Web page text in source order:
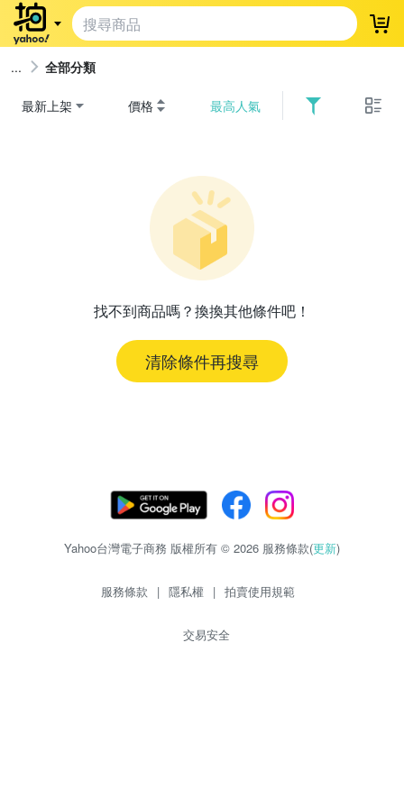
登
全部分類
最新上架 價格 最高人氣
找不到商品嗎？換換其他條件吧！
清除條件再搜尋
Yahoo台灣電子商務 版權所有 © 2026 服務條款(更新)
服務條款 | 隱私權 | 拍賣使用規範
交易安全